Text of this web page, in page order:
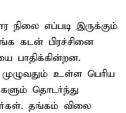
நிலை எப்படி இருக்கும்
கடன் பிரச்சினை
பாதிக்கின்றன.
உள்ள பெரிய
தொடர்ந்து
தங்கம் விலை